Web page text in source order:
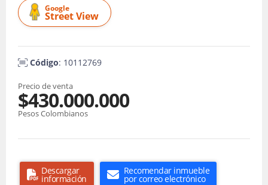
Google
Street View
Código: 10112769
Precio de venta
$430.000.000
Pesos Colombianos
Descargar
información
Recomendar inmueble
por correo electrónico